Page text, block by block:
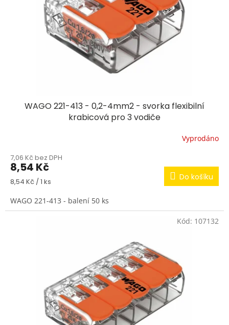
WAGO 221-413 - 0,2-4mm2 - svorka flexibilní
krabicová pro 3 vodiče
Vyprodáno
7,06 Kč bez DPH
8,54 Kč
Měrná
8,54 Kč / 1 ks Do košíku
WAGO 221-413 - balení 50 ks
Kód: 107132